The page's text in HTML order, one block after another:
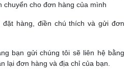
chuyển cho đơn hàng của mình
đặt hàng, điền chú thích và gửi đơn
bạn gửi chúng tôi sẽ liên hệ bằng
lại đơn hàng và địa chỉ của bạn.